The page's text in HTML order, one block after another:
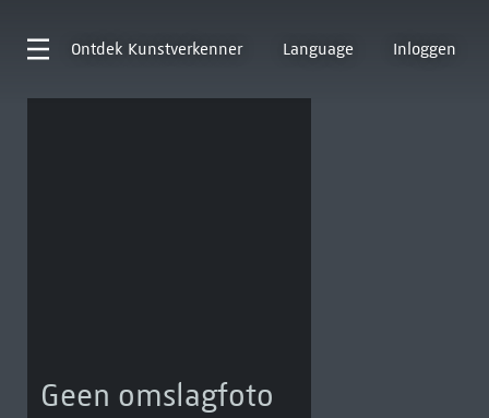
Ontdek Kunstverkenner Language Inloggen
Geen omslagfoto